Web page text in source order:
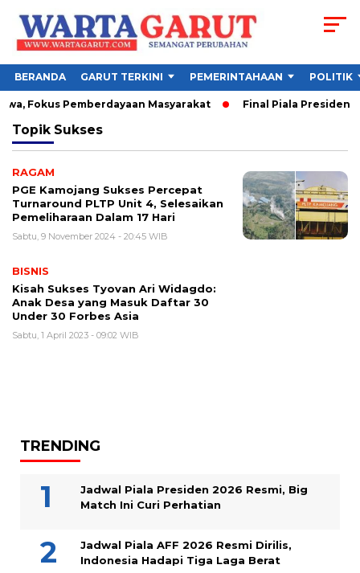
BERANDA GARUT TERKINI PEMERINTAHAAN POLITIK
Fokus Pemberdayaan Masyarakat Final Piala Presiden
Topik Sukses
RAGAM
PGE Kamojang Sukses Percepat
Turnaround PLTP Unit 4, Selesaikan
Pemeliharaan Dalam 17 Hari
Sabtu, 9 November 2024 - 20:45 WIB
BISNIS
Kisah Sukses Tyovan Ari Widagdo:
Anak Desa yang Masuk Daftar 30
Under 30 Forbes Asia
Sabtu, 1 April 2023 - 09:02 WIB
TRENDING
Jadwal Piala Presiden 2026 Resmi, Big
Match Ini Curi Perhatian
Jadwal Piala AFF 2026 Resmi Dirilis,
Indonesia Hadapi Tiga Laga Berat